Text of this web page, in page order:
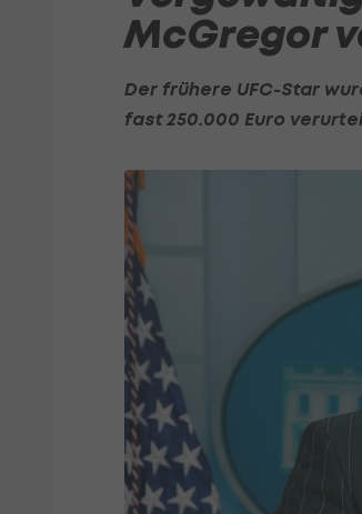
McGregor
Der frühere UFC-Star
fast 250.000 Euro